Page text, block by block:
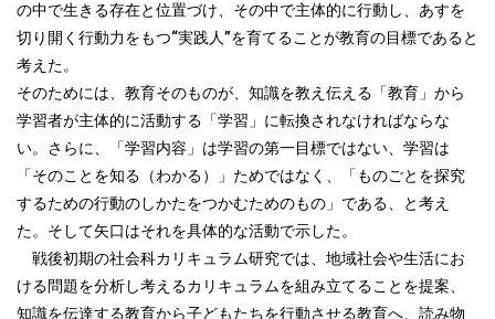
の中で生きる存在と位置づけ、その中で主体的に行動し、あすを
切り開く行動力をもつ“実践人”を育てることが教育の目標であると
考えた。
そのためには、教育そのものが、知識を教え伝える「教育」から
学習者が主体的に活動する「学習」に転換されなければならな
い。さらに、「学習内容」は学習の第一目標ではない、学習は
「そのことを知る（わかる）」ためではなく、「ものごとを探究
するための行動のしかたをつかむためのもの」である、と考え
た。そして矢口はそれを具体的な活動で示した。
戦後初期の社会科カリキュラム研究では、地域社会や生活にお
ける問題を分析し考えるカリキュラムを組み立てることを提案、
知識を伝達する教育から子どもたちを行動させる教育へ、読み物